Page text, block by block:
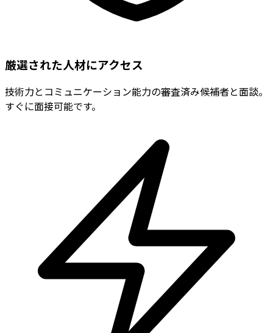
厳選された人材にアクセス
技術力とコミュニケーション能力の審査済み候補者と面談。
すぐに面接可能です。